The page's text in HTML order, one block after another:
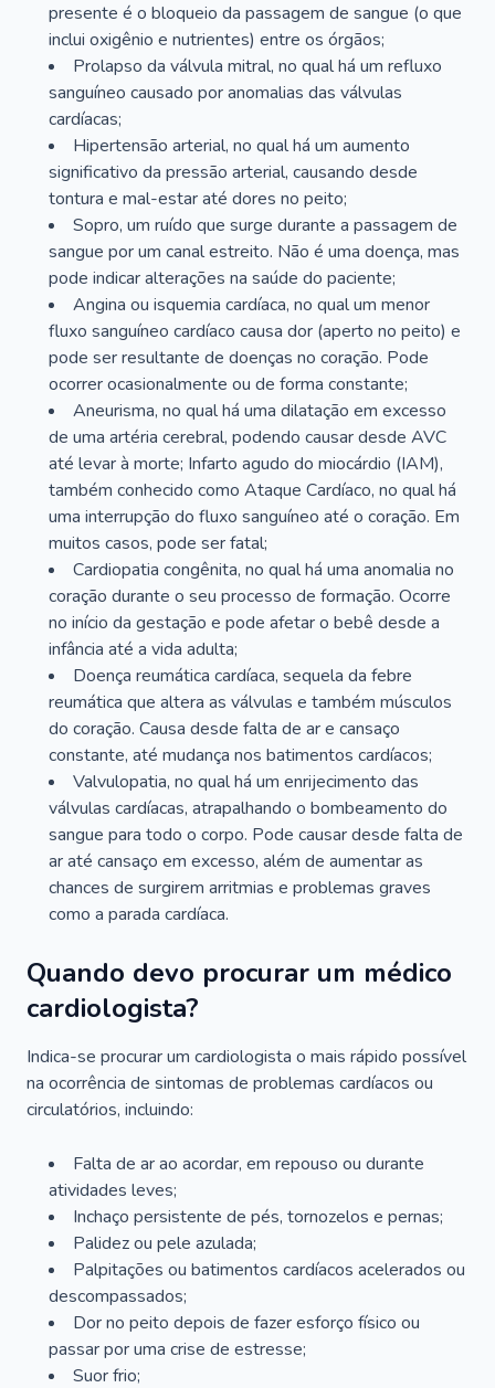
presente é o bloqueio da passagem de sangue (o que
inclui oxigênio e nutrientes) entre os órgãos;
Prolapso da válvula mitral, no qual há um refluxo
sanguíneo causado por anomalias das válvulas
cardíacas;
Hipertensão arterial, no qual há um aumento
significativo da pressão arterial, causando desde
tontura e mal-estar até dores no peito;
Sopro, um ruído que surge durante a passagem de
sangue por um canal estreito. Não é uma doença, mas
pode indicar alterações na saúde do paciente;
Angina ou isquemia cardíaca, no qual um menor
fluxo sanguíneo cardíaco causa dor (aperto no peito) e
pode ser resultante de doenças no coração. Pode
ocorrer ocasionalmente ou de forma constante;
Aneurisma, no qual há uma dilatação em excesso
de uma artéria cerebral, podendo causar desde AVC
até levar à morte; Infarto agudo do miocárdio (IAM),
também conhecido como Ataque Cardíaco, no qual há
uma interrupção do fluxo sanguíneo até o coração. Em
muitos casos, pode ser fatal;
Cardiopatia congênita, no qual há uma anomalia no
coração durante o seu processo de formação. Ocorre
no início da gestação e pode afetar o bebê desde a
infância até a vida adulta;
Doença reumática cardíaca, sequela da febre
reumática que altera as válvulas e também músculos
do coração. Causa desde falta de ar e cansaço
constante, até mudança nos batimentos cardíacos;
Valvulopatia, no qual há um enrijecimento das
válvulas cardíacas, atrapalhando o bombeamento do
sangue para todo o corpo. Pode causar desde falta de
ar até cansaço em excesso, além de aumentar as
chances de surgirem arritmias e problemas graves
como a parada cardíaca.
Quando devo procurar um médico
cardiologista?
Indica-se procurar um cardiologista o mais rápido possível
na ocorrência de sintomas de problemas cardíacos ou
circulatórios, incluindo:
Falta de ar ao acordar, em repouso ou durante
atividades leves;
Inchaço persistente de pés, tornozelos e pernas;
Palidez ou pele azulada;
Palpitações ou batimentos cardíacos acelerados ou
descompassados;
Dor no peito depois de fazer esforço físico ou
passar por uma crise de estresse;
Suor frio;